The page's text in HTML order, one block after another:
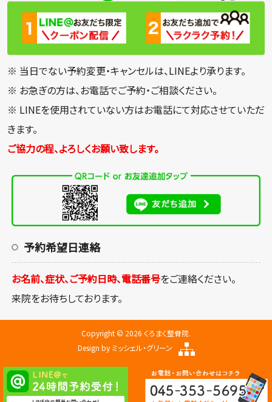
※ 当日でない予約変更・キャンセルは、LINEより承ります。
※ お急ぎの方は、お電話でご予約・ご相談ください。
※ LINEを使用されていない方はお電話にて対応させていただ
きます。
ご協力の程、よろしくお願い致します。
予約希望日連絡
お名前、症状、ご予約日時、電話番号をご連絡ください。
来院をお待ちしております。
Copyright © 2026 くろまく整骨院.
Design by ミッシェル・グリーン